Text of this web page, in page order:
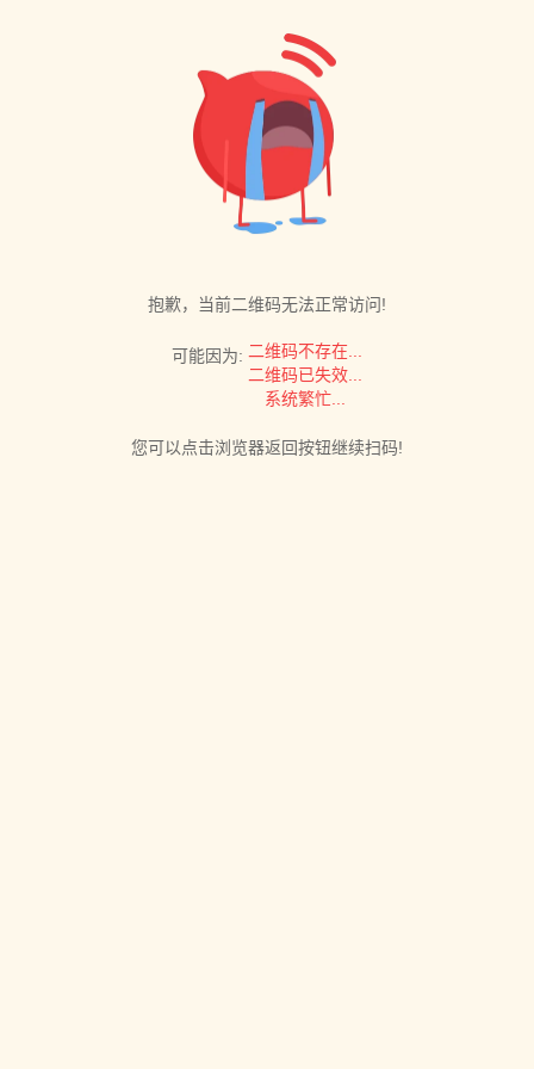
抱歉，当前二维码无法正常访问!
可能因为: 二维码不存在...
二维码已失效...
系统繁忙...
您可以点击浏览器返回按钮继续扫码!